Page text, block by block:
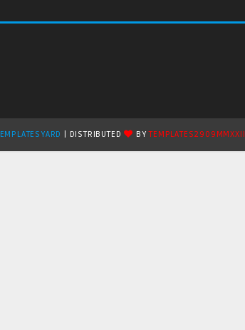
| DISTRIBUTED BYTEMPLATES2909MMXXII